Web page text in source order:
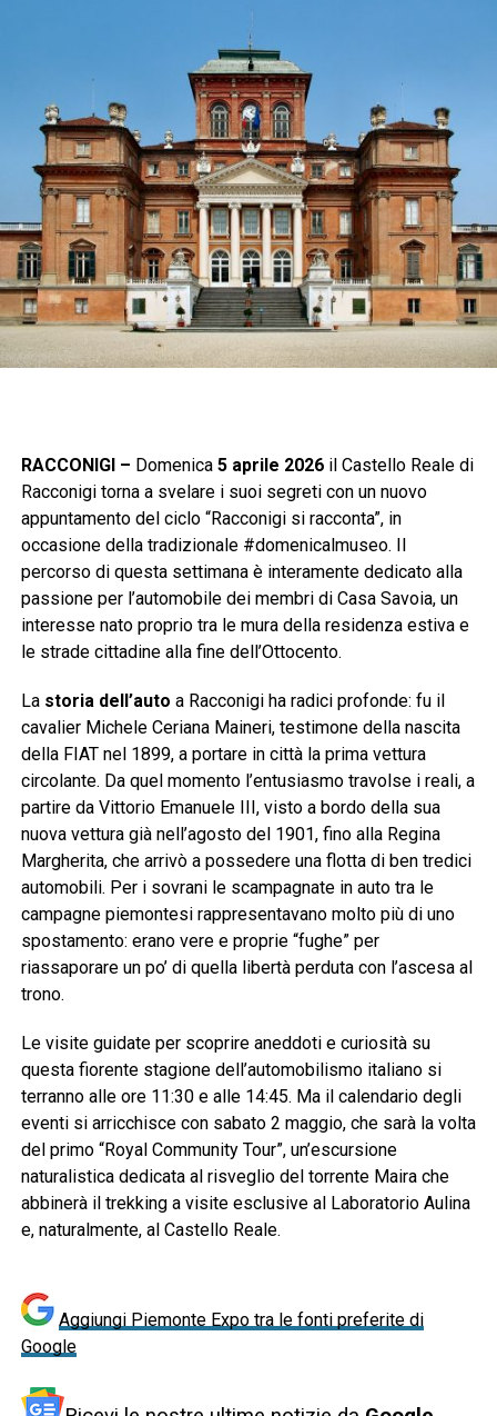
RACCONIGI – Domenica 5 aprile 2026il Castello Reale di
Racconigi torna a svelare i suoi segreti con un nuovo
appuntamento del ciclo “Racconigi si racconta”, in
occasione della tradizionale #domenicalmuseo. Il
percorso di questa settimana è interamente dedicato alla
passione per l’automobile dei membri di Casa Savoia, un
interesse nato proprio tra le mura della residenza estiva e
le strade cittadine alla fine dell’Ottocento.
La storia dell’auto a Racconigi ha radici profonde: fu il
cavalier Michele Ceriana Maineri, testimone della nascita
della FIAT nel 1899, a portare in città la prima vettura
circolante. Da quel momento l’entusiasmo travolse i reali, a
partire da Vittorio Emanuele III, visto a bordo della sua
nuova vettura già nell’agosto del 1901, fino alla Regina
Margherita, che arrivò a possedere una flotta di ben tredici
automobili. Per i sovrani le scampagnate in auto tra le
campagne piemontesi rappresentavano molto più di uno
spostamento: erano vere e proprie “fughe” per
riassaporare un po’ di quella libertà perduta con l’ascesa al
trono.
Le visite guidate per scoprire aneddoti e curiosità su
questa fiorente stagione dell’automobilismo italiano si
terranno alle ore 11:30 e alle 14:45. Ma il calendario degli
eventi si arricchisce con sabato 2 maggio, che sarà la volta
del primo “Royal Community Tour”, un’escursione
naturalistica dedicata al risveglio del torrente Maira che
abbinerà il trekking a visite esclusive al Laboratorio Aulina
e, naturalmente, al Castello Reale.
Aggiungi Piemonte Expo tra le fonti preferite di
Google